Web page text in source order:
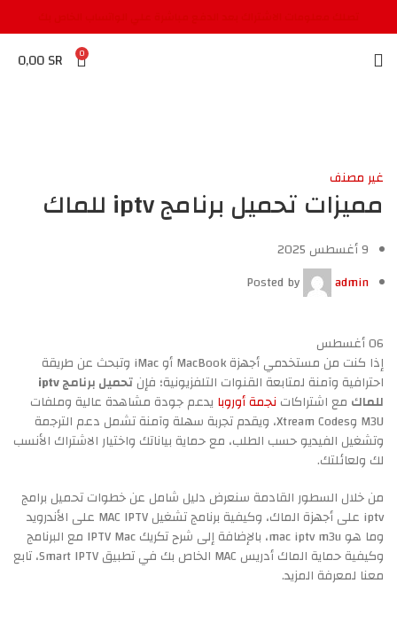
0
0,00SR
غير مصنف
مميزات تحميل برنامج iptv للماك
9 أغسطس 2025
Posted by
admin
06أغسطس
إذا كنت من مستخدمي أجهزة MacBook أو iMac وتبحث عن طريقة
احترافية وآمنة لمتابعة القنوات التلفزيونية؛ فإن
تحميل برنامج iptv
للماك مع اشتراكاتنجمة أوروبايدعم جودة مشاهدة عالية وملفات
M3U وXtream Codes، ويقدم تجربة سهلة وآمنة تشمل دعم الترجمة
وتشغيل الفيديو حسب الطلب، مع حماية بياناتك واختيار الاشتراك الأنسب
لك ولعائلتك.
من خلال السطور القادمة سنعرض دليل شامل عن خطوات تحميل برامج
iptv على أجهزة الماك، وكيفية برنامج تشغيل MAC IPTV على الأندرويد
وما هو mac iptv m3u، بالإضافة إلى شرح تكريك IPTV Mac مع البرنامج
وكيفية حماية الماك أدريس MAC الخاص بك في تطبيق Smart IPTV، تابع
معنا لمعرفة المزيد.